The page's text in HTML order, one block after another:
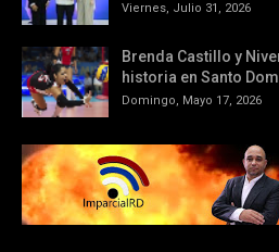
Viernes, Julio 31, 2026
Brenda Castillo y
historia en Santo
Domingo, Mayo 17, 2026